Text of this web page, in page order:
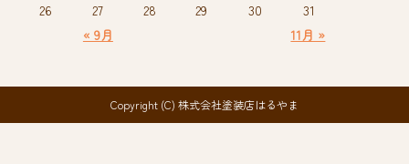
« 9月 11月 »
26
27 28 29 30 31
Copyright (C) 株式会社塗装店はるやま